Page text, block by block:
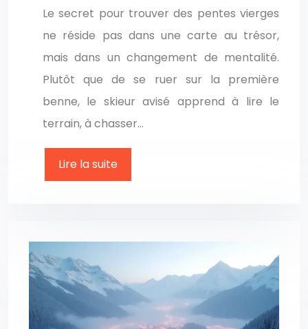
Le secret pour trouver des pentes vierges
ne réside pas dans une carte au trésor,
mais dans un changement de mentalité.
Plutôt que de se ruer sur la première
benne, le skieur avisé apprend à lire le
terrain, à chasser…
Lire la suite